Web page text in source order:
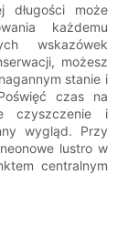
długości może
każdemu
wskazówek
możesz
stanie i
czas na
czyszczenie i
wygląd. Przy
lustro w
centralnym